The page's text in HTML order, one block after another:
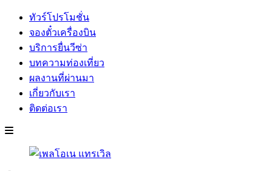
ทัวร์โปรโมชั่น
จองตั๋วเครื่องบิน
บริการยื่นวีซ่า
บทความท่องเที่ยว
ผลงานที่ผ่านมา
เกี่ยวกับเรา
ติดต่อเรา